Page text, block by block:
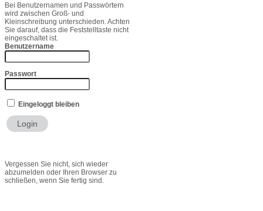
Bei Benutzernamen und Passwörtern
wird zwischen Groß- und
Kleinschreibung unterschieden. Achten
Sie darauf, dass die Feststelltaste nicht
eingeschaltet ist.
Benutzername
Passwort
Eingeloggt bleiben
Vergessen Sie nicht, sich wieder
abzumelden oder Ihren Browser zu
schließen, wenn Sie fertig sind.
Phonesty Premium
Phonesty Professional
Über Uns